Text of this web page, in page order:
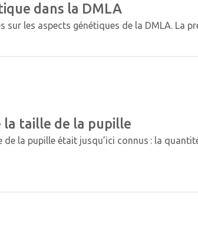
dans la DMLA
sur les aspects génétiques de la DMLA. La
la taille de la pupille
la pupille était jusqu’ici connus : la